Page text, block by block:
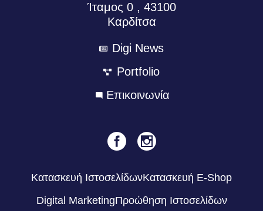
Ίταμος 0 , 43100
Καρδίτσα
Digi News
Portfolio
Eπικοινωνία
Κατασκευή ΙστοσελίδωνΚατασκευή E-Shop
Digital MarketingΠροώθηση Ιστοσελίδων